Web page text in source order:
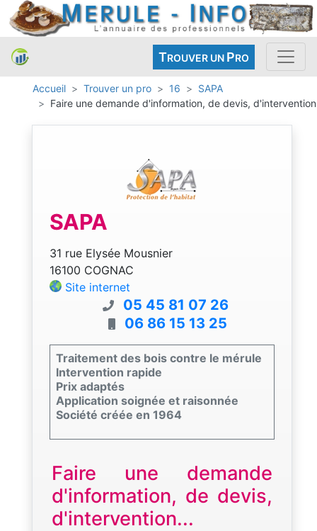
TROUVER UN PRO
Accueil Trouver un pro 16
SAPA
Faire une demande d'information, de devis, d'intervention
SAPA
31 rue Elysée Mousnier
16100 COGNAC
Site internet
05 45 81 07 26
06 86 15 13 25
Traitement des bois contre le mérule
Intervention rapide
Prix adaptés
Application soignée et raisonnée
Société créée en 1964
Faire une demande
d'information, de devis,
d'intervention...